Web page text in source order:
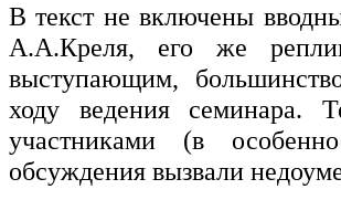
В текст не включены
А.А.Креля, его же
выступающим,
ходу ведения семинара.
участниками (в
обсуждения вызвали